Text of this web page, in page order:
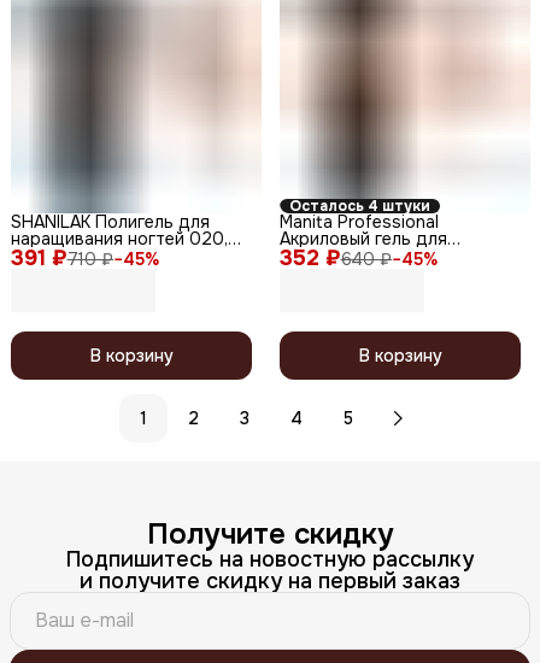
391 ₽710 ₽−45%
SHANILAK Полигель для
наращивания ногтей 020,
розовый ирис
В корзину
Осталось 4 штуки
352 ₽640 ₽−45%
Manita Professional
Акриловый гель для
моделирования ногтей №11,
30 мл
В корзину
1 2 3 4 5
Получите скидку
Подпишитесь на новостную рассылку
и получите скидку на первый заказ